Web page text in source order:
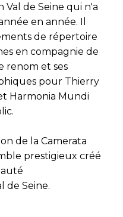
Val de Seine qui n'a
en année. Il
de répertoire
en compagnie de
renom et ses
pour Thierry
Harmonia Mundi
de la Camerata
prestigieux créé
de Seine.